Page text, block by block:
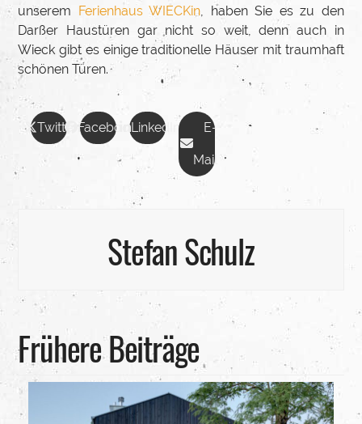
unserem Ferienhaus WIECKin, haben Sie es zu den
Darßer Haustüren gar nicht so weit, denn auch in
Wieck gibt es einige traditionelle Häuser mit traumhaft
schönen Türen.
TwitterFacebookLinkedIn E-
Mail
Stefan Schulz
Frühere Beiträge